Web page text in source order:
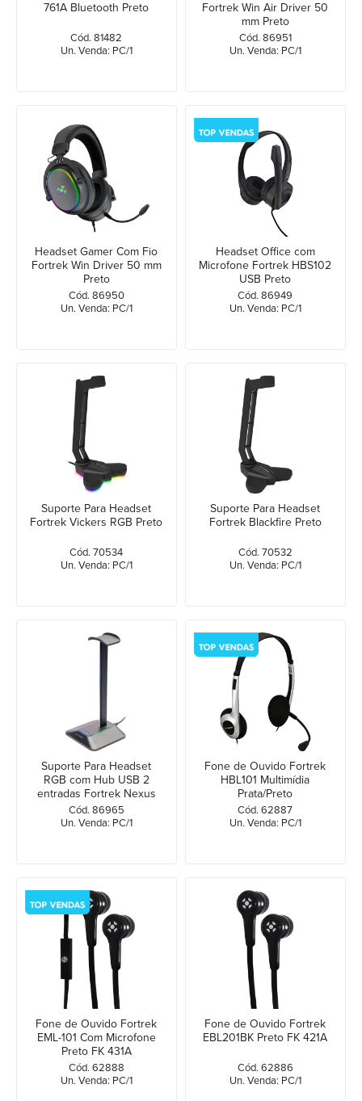
761A Bluetooth Preto
Cód. 81482
Un. Venda: PC/1
Fortrek Win Air Driver 50
mm Preto
Cód. 86951
Un. Venda: PC/1
Headset Gamer Com Fio
Fortrek Win Driver 50 mm
Preto
Cód. 86950
Un. Venda: PC/1
Headset Office com
Microfone Fortrek HBS102
USB Preto
Cód. 86949
Un. Venda: PC/1
Suporte Para Headset
Fortrek Vickers RGB Preto
Cód. 70534
Un. Venda: PC/1
Suporte Para Headset
Fortrek Blackfire Preto
Cód. 70532
Un. Venda: PC/1
Suporte Para Headset
RGB com Hub USB 2
entradas Fortrek Nexus
Cód. 86965
Un. Venda: PC/1
Fone de Ouvido Fortrek
HBL101 Multimídia
Prata/Preto
Cód. 62887
Un. Venda: PC/1
Fone de Ouvido Fortrek
EML-101 Com Microfone
Preto FK 431A
Cód. 62888
Un. Venda: PC/1
Fone de Ouvido Fortrek
EBL201BK Preto FK 421A
Cód. 62886
Un. Venda: PC/1